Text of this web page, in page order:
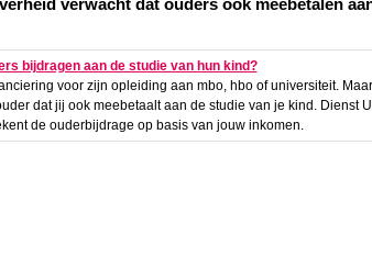
verwacht dat ouders ook meebetalen
bijdragen aan de studie van hun kind?
voor zijn opleiding aan mbo, hbo of universiteit.
dat jij ook meebetaalt aan de studie van je kind. Dienst
de ouderbijdrage op basis van jouw inkomen.